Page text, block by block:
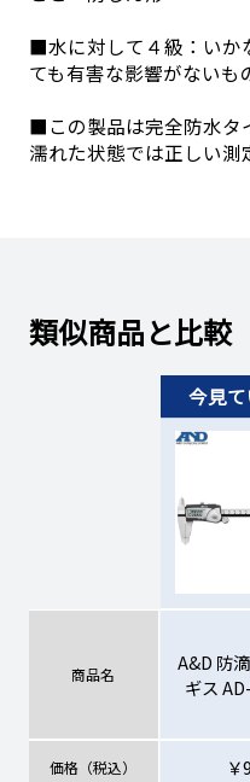
■水に対して４級：いか
ても有害な影響がないも
■この製品は完全防水タ
濡れた状態では正しい測
類似商品と比較
商品名
A&D 防
ギス
価格（税込） ￥